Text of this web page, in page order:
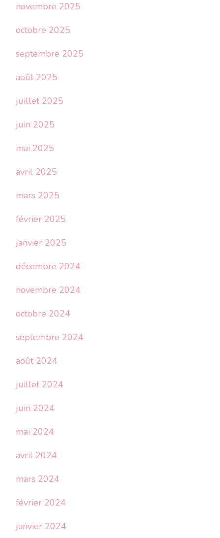
novembre 2025
octobre 2025
septembre 2025
août 2025
juillet 2025
juin 2025
mai 2025
avril 2025
mars 2025
février 2025
janvier 2025
décembre 2024
novembre 2024
octobre 2024
septembre 2024
août 2024
juillet 2024
juin 2024
mai 2024
avril 2024
mars 2024
février 2024
janvier 2024